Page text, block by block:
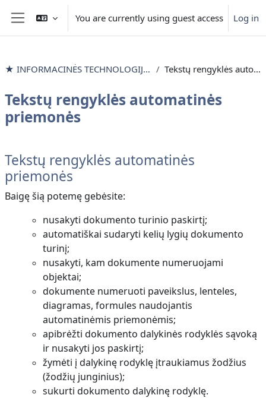
Skip to main content
Side panel
You are currently using guest access Log in
★ INFORMACINĖS TECHNOLOGIJOS išlyginamieji mokymai Tekstų rengyklės automatinės priemonės
Tekstų rengyklės automatinės
priemonės
Section outline
Tekstų rengyklės automatinės
priemonės
Baigę šią potemę gebėsite:
nusakyti dokumento turinio paskirtį;
automatiškai sudaryti kelių lygių dokumento
turinį;
nusakyti, kam dokumente numeruojami
objektai;
dokumente numeruoti paveikslus, lenteles,
diagramas, formules naudojantis
automatinėmis priemonėmis;
apibrėžti dokumento dalykinės rodyklės sąvoką
ir nusakyti jos paskirtį;
žymėti į dalykinę rodyklę įtraukiamus žodžius
(žodžių junginius);
sukurti dokumento dalykinę rodyklę.